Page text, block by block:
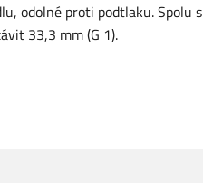
odolné proti podtlaku. Spolu s
33,3 mm (G 1).